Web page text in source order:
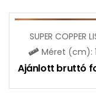
Méret (cm):